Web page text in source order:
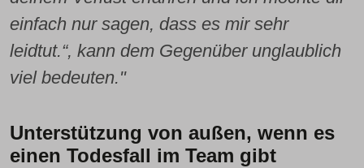
einfach nur sagen, dass es mir sehr
leidtut.“, kann dem Gegenüber unglaublich
viel bedeuten."
Unterstützung von außen, wenn es
einen Todesfall im Team gibt